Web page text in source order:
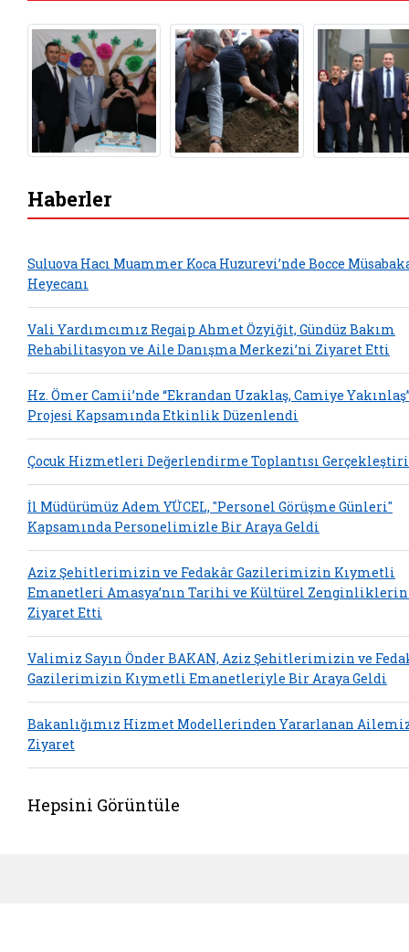
Haberler
Suluova Hacı Muammer Koca Huzurevi’nde Bocce
Heyecanı
Vali Yardımcımız Regaip Ahmet Özyiğit, Gündüz Bakım
Rehabilitasyon ve Aile Danışma Merkezi’ni Ziyaret Etti
Hz. Ömer Camii’nde “Ekrandan Uzaklaş, Camiye
Projesi Kapsamında Etkinlik Düzenlendi
Çocuk Hizmetleri Değerlendirme Toplantısı
İl Müdürümüz Adem YÜCEL, "Personel Görüşme Günleri"
Kapsamında Personelimizle Bir Araya Geldi
Aziz Şehitlerimizin ve Fedakâr Gazilerimizin Kıymetli
Emanetleri Amasya’nın Tarihi ve Kültürel
Ziyaret Etti
Valimiz Sayın Önder BAKAN, Aziz Şehitlerimizin ve
Gazilerimizin Kıymetli Emanetleriyle Bir Araya Geldi
Bakanlığımız Hizmet Modellerinden Yararlanan
Ziyaret
Hepsini Görüntüle